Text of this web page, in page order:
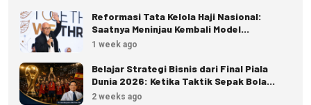
Reformasi Tata Kelola Haji Nasional:
Saatnya Meninjau Kembali Model
Pengelolaan Haji Reguler
1 week ago
Belajar Strategi Bisnis dari Final Piala
Dunia 2026: Ketika Taktik Sepak Bola
Menjadi Inspirasi Kesuksesan Bisnis
2 weeks ago